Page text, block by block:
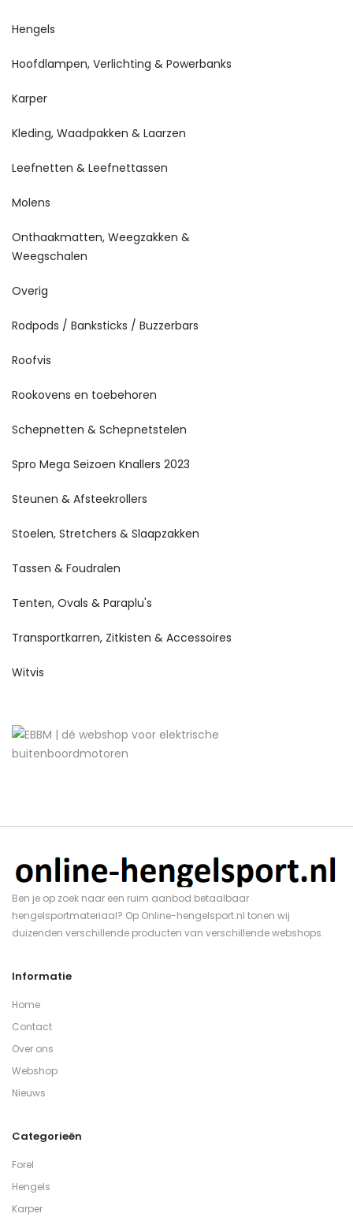
Hengels
Hoofdlampen, Verlichting & Powerbanks
Karper
Kleding, Waadpakken & Laarzen
Leefnetten & Leefnettassen
Molens
Onthaakmatten, Weegzakken &
Weegschalen
Overig
Rodpods / Banksticks / Buzzerbars
Roofvis
Rookovens en toebehoren
Schepnetten & Schepnetstelen
Spro Mega Seizoen Knallers 2023
Steunen & Afsteekrollers
Stoelen, Stretchers & Slaapzakken
Tassen & Foudralen
Tenten, Ovals & Paraplu's
Transportkarren, Zitkisten & Accessoires
Witvis
Ben je op zoek naar een ruim aanbod betaalbaar
hengelsportmateriaal? Op Online-hengelsport.nl tonen wij
duizenden verschillende producten van verschillende webshops.
Informatie
Home
Contact
Over ons
Webshop
Nieuws
Categorieën
Forel
Hengels
Karper